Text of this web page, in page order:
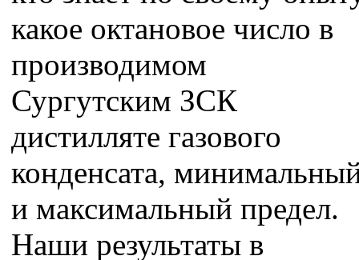
какое октановое число в
производимом
Сургутским ЗСК
дистилляте газового
конденсата,
и максимальный предел.
Наши результаты в